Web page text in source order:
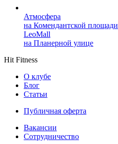
Атмосфера
на Комендантской площади
LeoMall
на Планерной улице
Hit Fitness
О клубе
Блог
Статьи
Публичная оферта
Вакансии
Сотрудничество